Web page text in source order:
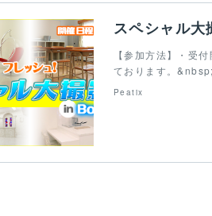
スペシャル
【参加方法】・受
ております。
Peatix